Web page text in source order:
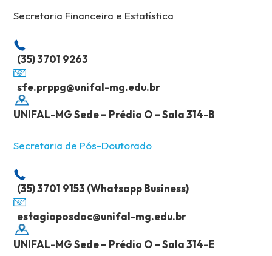
Secretaria Financeira e Estatística
(35) 3701 9263
sfe.prppg@unifal-mg.edu.br
UNIFAL-MG Sede – Prédio O – Sala 314-B
Secretaria de Pós-Doutorado
(35) 3701 9153 (Whatsapp Business)
estagioposdoc@unifal-mg.edu.br
UNIFAL-MG Sede – Prédio O – Sala 314-E